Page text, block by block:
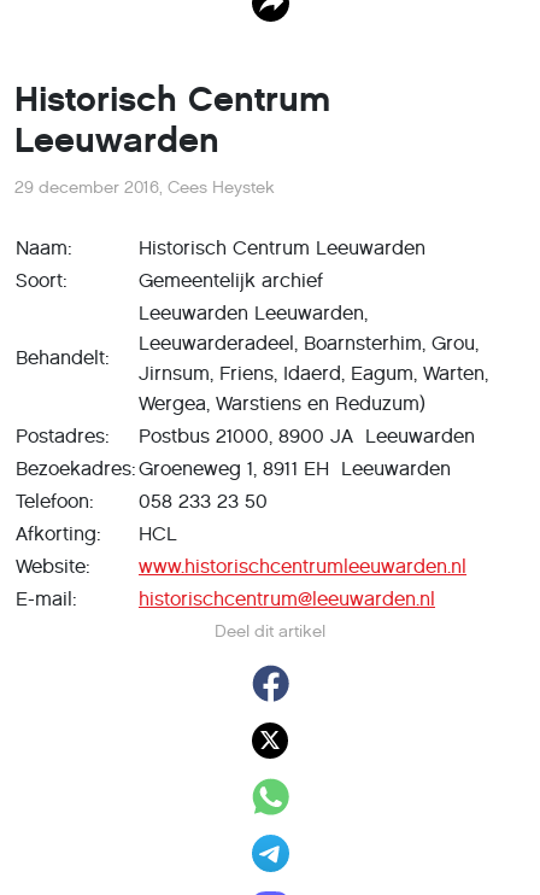
Historisch Centrum
Leeuwarden
Deel dit artikel
29 december 2016, Cees Heystek
Naam:
Historisch Centrum Leeuwarden
Soort:
Gemeentelijk archief
Behandelt:
Leeuwarden Leeuwarden,
Leeuwarderadeel, Boarnsterhim, Grou,
Jirnsum, Friens, Idaerd, Eagum, Warten,
Wergea, Warstiens en Reduzum)
Postadres:
Postbus 21000, 8900 JA Leeuwarden
Bezoekadres:Groeneweg 1, 8911 EH Leeuwarden
Telefoon:
058 233 23 50
Afkorting:
HCL
Website:
www.historischcentrumleeuwarden.nl
E-mail:
historischcentrum@leeuwarden.nl